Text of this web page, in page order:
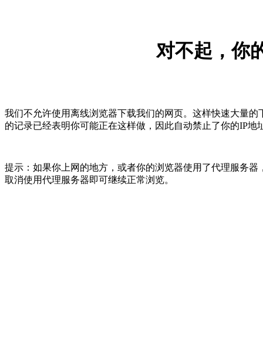
对不起，你
我们不允许使用离线浏览器下载我们的网页。这样快速大量
的记录已经表明你可能正在这样做，因此自动禁止了你的IP
提示：如果你上网的地方，或者你的浏览器使用了代理服务
取消使用代理服务器即可继续正常浏览。